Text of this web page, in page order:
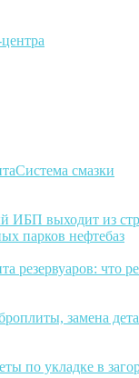
Система смазки
выходит из
резервуаров: что
замена
по укладке в